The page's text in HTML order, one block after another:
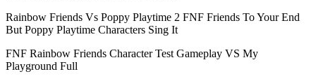
Rainbow Friends Vs Poppy Playtime 2 FNF Friends To Your End
But Poppy Playtime Characters Sing It
FNF Rainbow Friends Character Test Gameplay VS My
Playground Full